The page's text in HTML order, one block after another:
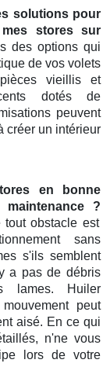
solutionspour
stores
sur
des options qui
de vos volets
vieillis et
dotés de
peuvent
créer un intérieur
en
bonne
?
tout obstacle est
sans
s'ils semblent
a pas de débris
lames. Huiler
peut
aisé. En ce qui
n'ne vous
lors de votre